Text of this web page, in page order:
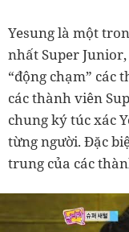
Yesung là một
nhất Super
“động chạm” các
các thành viên
chung ký túc xác
từng người. Đặc
trung của các